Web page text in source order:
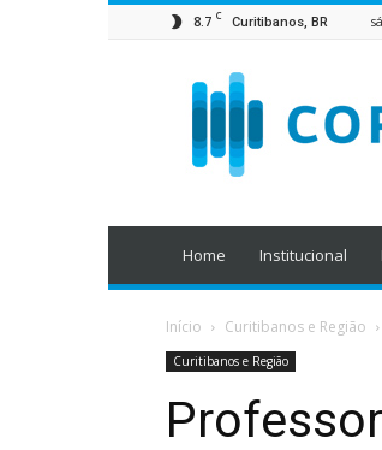
8.7 C Curitibanos, BR
Home Institucional
Início Curitibanos e Região
Curitibanos e Região